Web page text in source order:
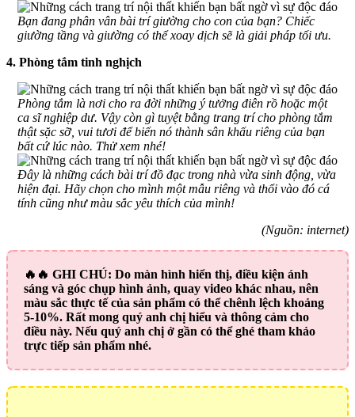
Bạn đang phân vân bài trí giường cho con của bạn? Chiếc
giường tầng và giường có thể xoay dịch sẽ là giải pháp tối ưu.
4. Phòng tắm tinh nghịch
Phòng tắm là nơi cho ra đời những ý tưởng điên rồ hoặc một
ca sĩ nghiệp dư. Vậy còn gì tuyệt bằng trang trí cho phòng tắm
thật sặc sỡ, vui tươi để biến nó thành sân khấu riêng của bạn
bất cứ lúc nào. Thử xem nhé!
Đây là những cách bài trí đồ đạc trong nhà vừa sinh động, vừa
hiện đại. Hãy chọn cho mình một mẫu riêng và thổi vào đó cá
tính cũng như màu sắc yêu thích của mình!
(Nguồn: internet)
🔥🔥 GHI CHÚ: Do màn hình hiển thị, điều kiện ánh
sáng và góc chụp hình ảnh, quay video khác nhau, nên
màu sắc thực tế của sản phẩm có thể chênh lệch khoảng
5-10%. Rất mong quý anh chị hiểu và thông cảm cho
điều này. Nếu quý anh chị ở gần có thể ghé tham khảo
trực tiếp sản phẩm nhé.